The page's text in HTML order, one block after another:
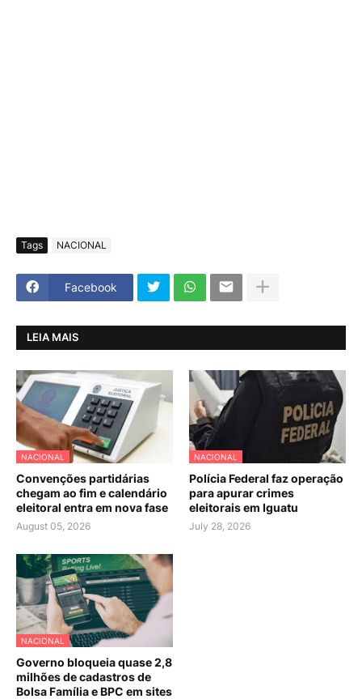
Tags NACIONAL
Facebook
LEIA MAIS
NACIONAL
Convenções partidárias
chegam ao fim e calendário
eleitoral entra em nova fase
August 05, 2026
NACIONAL
Polícia Federal faz operação
para apurar crimes
eleitorais em Iguatu
July 28, 2026
NACIONAL
Governo bloqueia quase 2,8
milhões de cadastros de
Bolsa Família e BPC em sites